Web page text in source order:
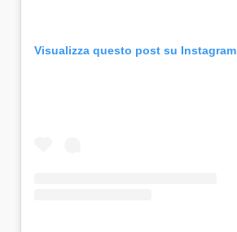
Visualizza questo post su Instagram